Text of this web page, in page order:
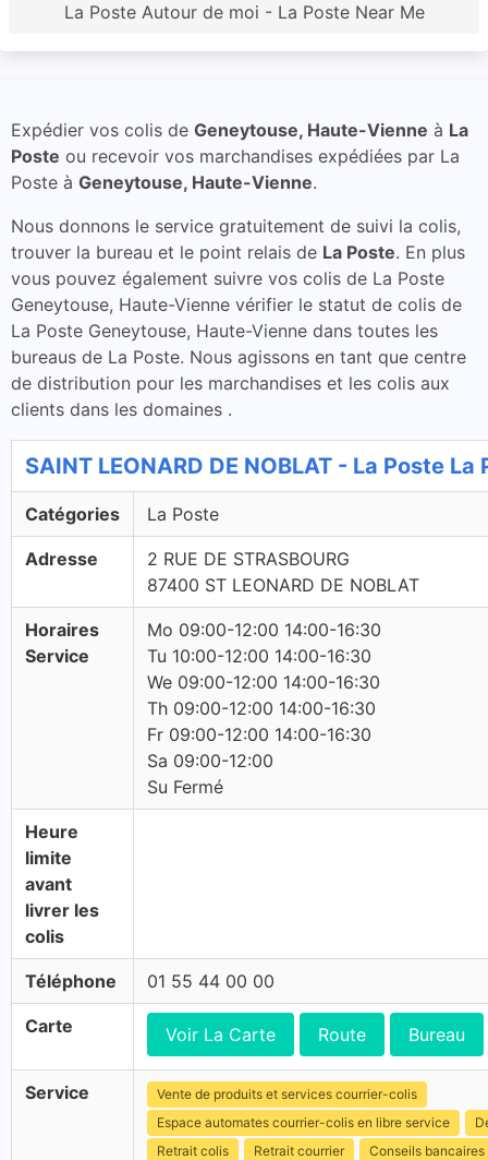
La Poste Autour de moi - La Poste Near Me
Expédier vos colis de Geneytouse, Haute-Vienne à La
Poste ou recevoir vos marchandises expédiées par La
Poste à Geneytouse, Haute-Vienne.
Nous donnons le service gratuitement de suivi la colis,
trouver la bureau et le point relais de La Poste. En plus
vous pouvez également suivre vos colis de La Poste
Geneytouse, Haute-Vienne vérifier le statut de colis de
La Poste Geneytouse, Haute-Vienne dans toutes les
bureaus de La Poste. Nous agissons en tant que centre
de distribution pour les marchandises et les colis aux
clients dans les domaines .
SAINT LEONARD DE NOBLAT - La Poste La
Catégories La Poste
Adresse
2 RUE DE STRASBOURG
87400 ST LEONARD DE NOBLAT
Horaires
Service
Mo 09:00-12:00 14:00-16:30
Tu 10:00-12:00 14:00-16:30
We 09:00-12:00 14:00-16:30
Th 09:00-12:00 14:00-16:30
Fr 09:00-12:00 14:00-16:30
Sa 09:00-12:00
Su Fermé
Heure
limite
avant
livrer les
colis
Téléphone 01 55 44 00 00
Carte Voir La Carte Route Bureau
Service
Vente de produits et services courrier-colis
Espace automates courrier-colis en libre service
Retrait colis
Retrait courrier
Conseils bancaires